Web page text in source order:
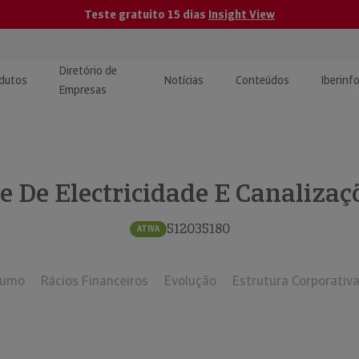
Teste gratuito 15 dias Insight View
e Monitorização de
Diretório de
Empresas
Notícias Conteúdos
| Estudos e
De Electricidade E
ATIVA 512035180
Rácios Financeiros Evolução Estrutura Corporativa